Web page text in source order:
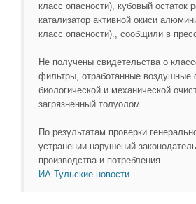
класс опасности), кубовый остаток
катализатор активной окиси
класс опасности)., сообщили в
Не получены свидетельства о
фильтры, отработанные воздушные
биологической и механической
загрязненный толуолом.
По результатам проверки
устранении нарушений
производства и потребления.
ИА Тульские новости